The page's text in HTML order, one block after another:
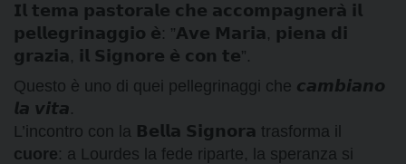
𝗜𝗹 𝘁𝗲𝗺𝗮 𝗽𝗮𝘀𝘁𝗼𝗿𝗮𝗹𝗲 𝗰𝗵𝗲 𝗮𝗰𝗰𝗼𝗺𝗽𝗮𝗴𝗻𝗲𝗿𝗮̀ 𝗶𝗹
𝗽𝗲𝗹𝗹𝗲𝗴𝗿𝗶𝗻𝗮𝗴𝗴𝗶𝗼 𝗲̀: ”𝗔𝘃𝗲 𝗠𝗮𝗿𝗶𝗮, 𝗽𝗶𝗲𝗻𝗮 𝗱𝗶
𝗴𝗿𝗮𝘇𝗶𝗮, 𝗶𝗹 𝗦𝗶𝗴𝗻𝗼𝗿𝗲 𝗲̀ 𝗰𝗼𝗻 𝘁𝗲”.
Questo è uno di quei pellegrinaggi che 𝙘𝙖𝙢𝙗𝙞𝙖𝙣𝙤
𝙡𝙖 𝙫𝙞𝙩𝙖.
L’incontro con la 𝗕𝗲𝗹𝗹𝗮 𝗦𝗶𝗴𝗻𝗼𝗿𝗮 trasforma il
cuore: a Lourdes la fede riparte, la speranza si